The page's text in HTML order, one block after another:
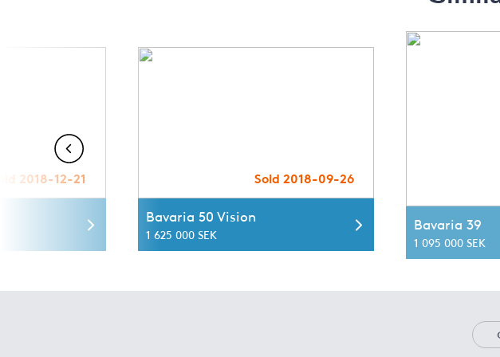
2018-12-21 Sold 2018-09-26
Bavaria 50 Vision
1 625 000 SEK
Bavaria 39
1 095 000 SEK